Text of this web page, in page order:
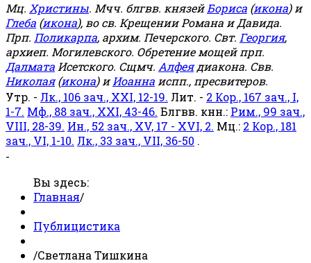
Мц. Христины. Мчч. блгвв. князейБориса (икона) и
Глеба (икона), во св. Крещении Романа и Давида.
Прп. Поликарпа, архим. Печерского. Свт. Георгия,
архиеп. Могилевского. Обретение мощей прп.
Далмата Исетского. Сщмч. Алфеядиакона. Свв.
Николая(икона) иИоанна испп., пресвитеров.
Утр. - Лк., 106 зач., XXI, 12-19. Лит. - 2 Кор., 167 зач., I,
1-7. Мф., 88 зач., XXI, 43-46. Блгвв. кнн.: Рим., 99 зач.,
VIII, 28-39. Ин., 52 зач., XV, 17 - XVI, 2. Мц.: 2 Кор., 181
зач., VI, 1-10. Лк., 33 зач., VII, 36-50 .
-
Вы здесь:
Главная/
Публицистика
/Светлана Тишкина